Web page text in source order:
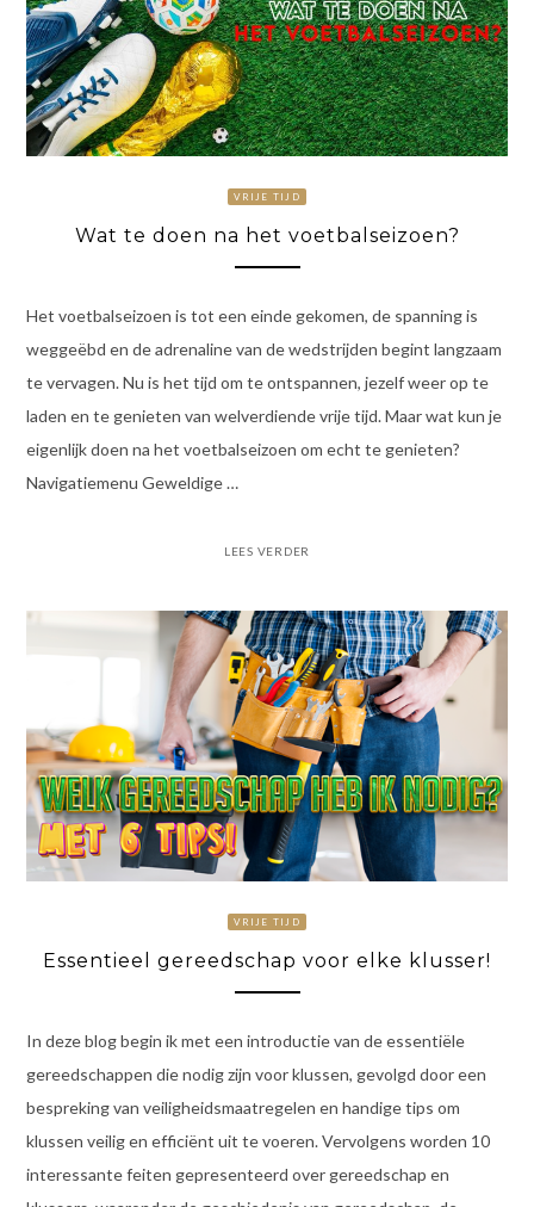
VRIJE TIJD
Wat te doen na het voetbalseizoen?
Het voetbalseizoen is tot een einde gekomen, de spanning is
weggeëbd en de adrenaline van de wedstrijden begint langzaam
te vervagen. Nu is het tijd om te ontspannen, jezelf weer op te
laden en te genieten van welverdiende vrije tijd. Maar wat kun je
eigenlijk doen na het voetbalseizoen om echt te genieten?
Navigatiemenu Geweldige …
LEES VERDER
VRIJE TIJD
Essentieel gereedschap voor elke klusser!
In deze blog begin ik met een introductie van de essentiële
gereedschappen die nodig zijn voor klussen, gevolgd door een
bespreking van veiligheidsmaatregelen en handige tips om
klussen veilig en efficiënt uit te voeren. Vervolgens worden 10
interessante feiten gepresenteerd over gereedschap en